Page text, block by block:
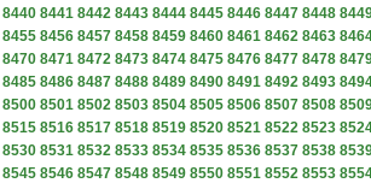
8440 8441 8442 8443 8444 8445 8446 8447 8448
8455 8456 8457 8458 8459 8460 8461 8462 8463
8470 8471 8472 8473 8474 8475 8476 8477 8478
8485 8486 8487 8488 8489 8490 8491 8492 8493
8500 8501 8502 8503 8504 8505 8506 8507 8508
8515 8516 8517 8518 8519 8520 8521 8522 8523
8530 8531 8532 8533 8534 8535 8536 8537 8538
8545 8546 8547 8548 8549 8550 8551 8552 8553